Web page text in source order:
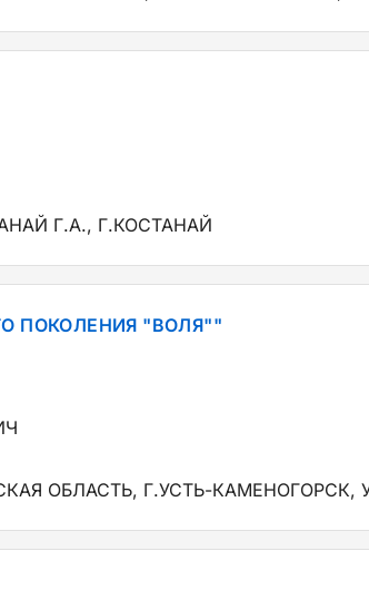
Г.А., Г.КОСТАНАЙ
ПОКОЛЕНИЯ "ВОЛЯ""
ОБЛАСТЬ, Г.УСТЬ-КАМЕНОГОРСК,